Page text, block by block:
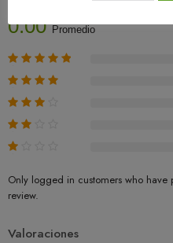
0.00Promedio
Only logged in customers who
review.
Valoraciones